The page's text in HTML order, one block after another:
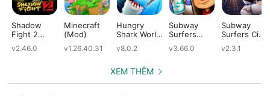
Shadow
Fight 2
v2.46.0
Minecraft
(Mod)
v1.26.40.31
Hungry
Shark World
v8.0.2
Subway
Surfers
v3.66.0
Subway
Surfers City
v2.3.1
XEM THÊM